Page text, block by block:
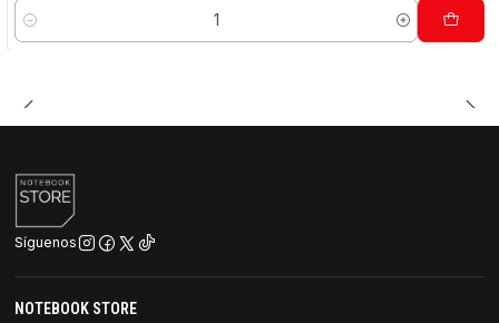
Cantidad
Síguenos
NOTEBOOK STORE